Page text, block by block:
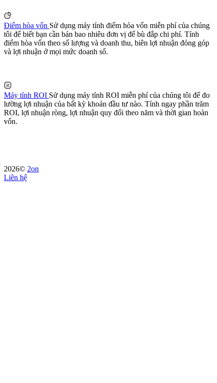
Điểm hòa vốn Sử dụng máy tính điểm hòa vốn miễn phí của chúng
tôi để biết bạn cần bán bao nhiêu đơn vị để bù đắp chi phí. Tính
điểm hòa vốn theo số lượng và doanh thu, biên lợi nhuận đóng góp
và lợi nhuận ở mọi mức doanh số.
Máy tính ROI Sử dụng máy tính ROI miễn phí của chúng tôi để đo
lường lợi nhuận của bất kỳ khoản đầu tư nào. Tính ngay phần trăm
ROI, lợi nhuận ròng, lợi nhuận quy đổi theo năm và thời gian hoàn
vốn.
2026© 2on
Liên hệ